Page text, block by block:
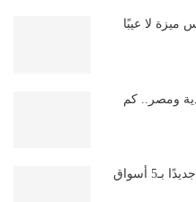
ومصر.. كم
المدينة العالمية بالدمام تدشن موسمًا جديدًا بـ5 أسواق